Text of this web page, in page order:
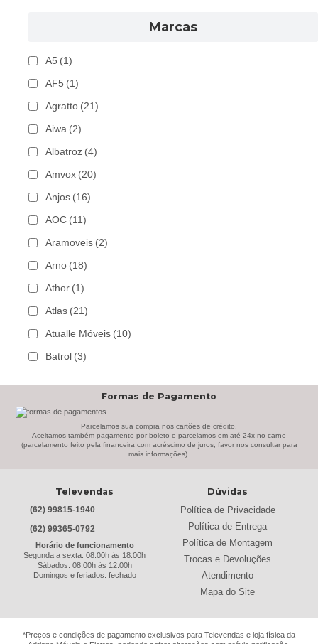
Marcas
A5 (1)
AF5 (1)
Agratto (21)
Aiwa (2)
Albatroz (4)
Amvox (20)
Anjos (16)
AOC (11)
Aramoveis (2)
Arno (18)
Athor (1)
Atlas (21)
Atualle Móveis (10)
Batrol (3)
Bem Estar Clima (2)
Bem Estar Estofados (3)
Bertolini (2)
Best (9)
Braslar (6)
cadence
Formas de Pagamento
Parcelamos sua compra nos cartões de crédito.
Aceitamos também pagamento por boleto e parcelamos em até 24x no carne
(parcelamento feito pela financeira com acréscimo de juros, favor nos consultar para
mais informações).
Televendas
(62) 99815-1940
(62) 99365-0792
Horário de funcionamento
Segunda a sexta: 08:00h às 18:00h
Sábados: 08:00h às 12:00h
Domingos e feriados: fechado
Dúvidas
Política de Privacidade
Política de Entrega
Política de Montagem
Trocas e Devoluções
Atendimento
Mapa do Site
*Preços e condições de pagamento exclusivos para Televendas e loja física da